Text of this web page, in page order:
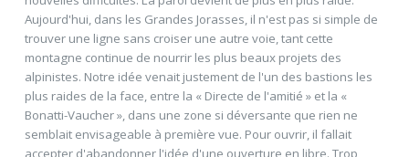
Aujourd'hui, dans les Grandes Jorasses, il n'est pas si simple de
trouver une ligne sans croiser une autre voie, tant cette
montagne continue de nourrir les plus beaux projets des
alpinistes. Notre idée venait justement de l'un des bastions les
plus raides de la face, entre la « Directe de l'amitié » et la «
Bonatti-Vaucher », dans une zone si déversante que rien ne
semblait envisageable à première vue. Pour ouvrir, il fallait
accepter d'abandonner l'idée d'une ouverture en libre. Trop